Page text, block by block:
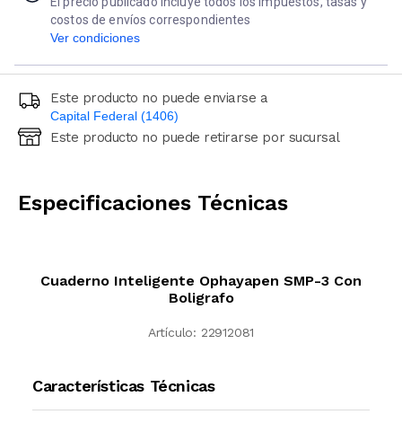
costos de envíos correspondientes
Ver condiciones
Este producto no puede enviarse a
Capital Federal (1406)
Ingresá código postal (sólo números)
Este producto no puede retirarse por sucursal
Especificaciones Técnicas
Cuaderno Inteligente Ophayapen SMP-3 Con
Boligrafo
Artículo: 22912081
Características Técnicas